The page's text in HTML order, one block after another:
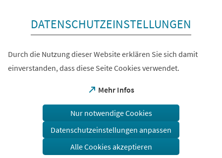
DATENSCHUTZEINSTELLUNGEN
Durch die Nutzung dieser Website erklären Sie sich damit
einverstanden, dass diese Seite Cookies verwendet.
Mehr Infos
(Öffnet
einem
Tab)
Nur notwendige Cookies
Datenschutzeinstellungen anpassen
Alle Cookies akzeptieren